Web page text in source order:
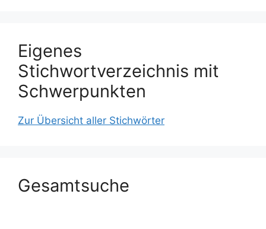
Eigenes
Stichwortverzeichnis mit
Schwerpunkten
Zur Übersicht aller Stichwörter
Gesamtsuche